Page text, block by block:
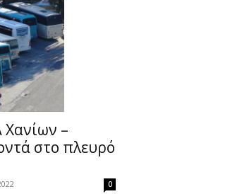
Χανίων –
στο πλευρό
0